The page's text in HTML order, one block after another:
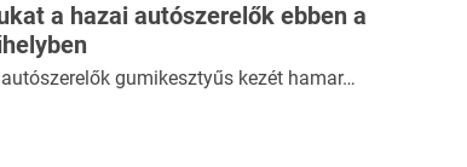
a hazai autószerelők ebben a
gumikesztyűs kezét hamar…